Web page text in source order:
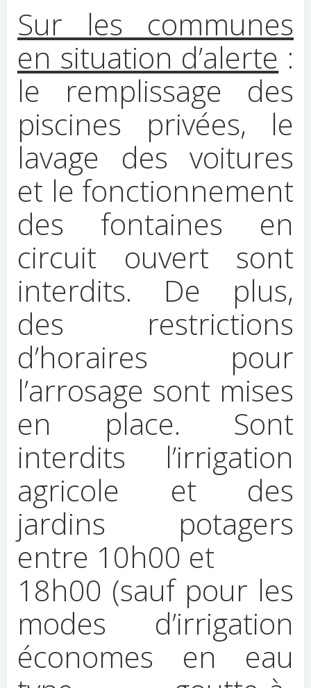
Sur les communes
en situation d’alerte :
le remplissage des
piscines privées, le
lavage des voitures
et le fonctionnement
des fontaines en
circuit ouvert sont
interdits. De plus,
des restrictions
d’horaires pour
l’arrosage sont mises
en place. Sont
interdits l’irrigation
agricole et des
jardins potagers
entre 10h00 et
18h00 (sauf pour les
modes d’irrigation
économes en eau